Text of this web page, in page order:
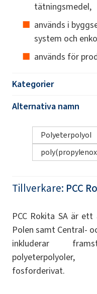
tätningsmedel,
används i
system och
används för
Kategorier
Alternativa namn
Polyeterpolyol
Tillverkare: PCC
PCC Rokita SA är
Polen samt Central-
inkluderar
fosforderivat.